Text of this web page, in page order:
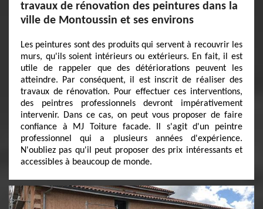
travaux de rénovation des peintures dans la
ville de Montoussin et ses environs
Les peintures sont des produits qui servent à recouvrir les
murs, qu'ils soient intérieurs ou extérieurs. En fait, il est
utile de rappeler que des détériorations peuvent les
atteindre. Par conséquent, il est inscrit de réaliser des
travaux de rénovation. Pour effectuer ces interventions,
des peintres professionnels devront impérativement
intervenir. Dans ce cas, on peut vous proposer de faire
confiance à MJ Toiture facade. Il s'agit d'un peintre
professionnel qui a plusieurs années d'expérience.
N'oubliez pas qu'il peut proposer des prix intéressants et
accessibles à beaucoup de monde.